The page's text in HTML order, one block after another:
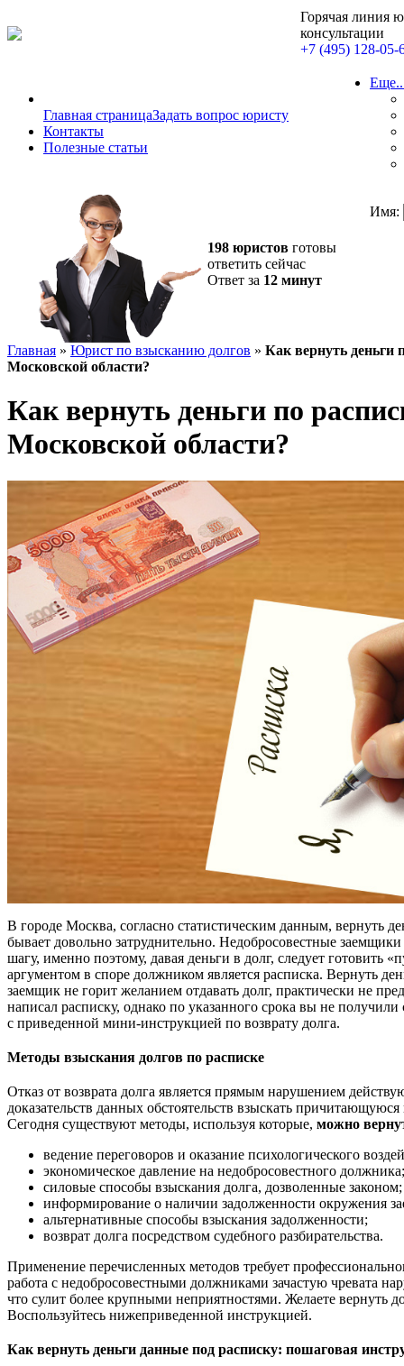
Горячая линия
консультации
+7 (495) 128-05-
Главная страницаЗадать вопрос юристу
Контакты
Полезные статьи
198 юристов готовы
ответить сейчас
Ответ за 12 минут
Имя:
Главная » Юрист по взысканию долгов » Как вернуть деньги
Московской области?
Как вернуть деньги по
Московской области?
В городе Москва, согласно статистическим данным, вернуть
бывает довольно затруднительно. Недобросовестные
шагу, именно поэтому, давая деньги в долг, следует готовить
аргументом в споре должником является расписка. Вернуть
заемщик не горит желанием отдавать долг, практически не
написал расписку, однако по указанного срока вы не получили
с приведенной мини-инструкцией по возврату долга.
Методы взыскания долгов по расписке
Отказ от возврата долга является прямым нарушением
доказательств данных обстоятельств взыскать
Сегодня существуют методы, используя которые, можно
ведение переговоров и оказание психологического
экономическое давление на недобросовестного должника;
силовые способы взыскания долга, дозволенные законом;
информирование о наличии задолженности окружения
альтернативные способы взыскания задолженности;
возврат долга посредством судебного разбирательства.
Применение перечисленных методов требует
работа с недобросовестными должниками зачастую чревата
что сулит более крупными неприятностями. Желаете вернуть
Воспользуйтесь нижеприведенной инструкцией.
Как вернуть деньги данные под расписку: пошаговая